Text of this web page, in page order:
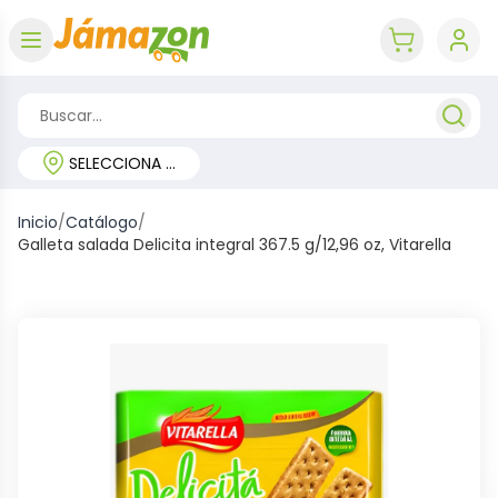
SELECCIONA TU REGIÓN
Inicio/Catálogo/
Galleta salada Delicita integral 367.5 g/12,96 oz, Vitarella